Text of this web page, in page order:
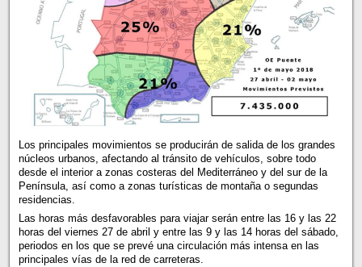
Los principales movimientos se producirán de salida de los grandes
núcleos urbanos, afectando al tránsito de vehículos, sobre todo
desde el interior a zonas costeras del Mediterráneo y del sur de la
Península, así como a zonas turísticas de montaña o segundas
residencias.
Las horas más desfavorables para viajar serán entre las 16 y las 22
horas del viernes 27 de abril y entre las 9 y las 14 horas del sábado,
periodos en los que se prevé una circulación más intensa en las
principales vías de la red de carreteras.